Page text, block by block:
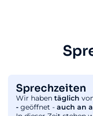
Sprechzeiten
Wir haben täglich
- geöffnet - auch an